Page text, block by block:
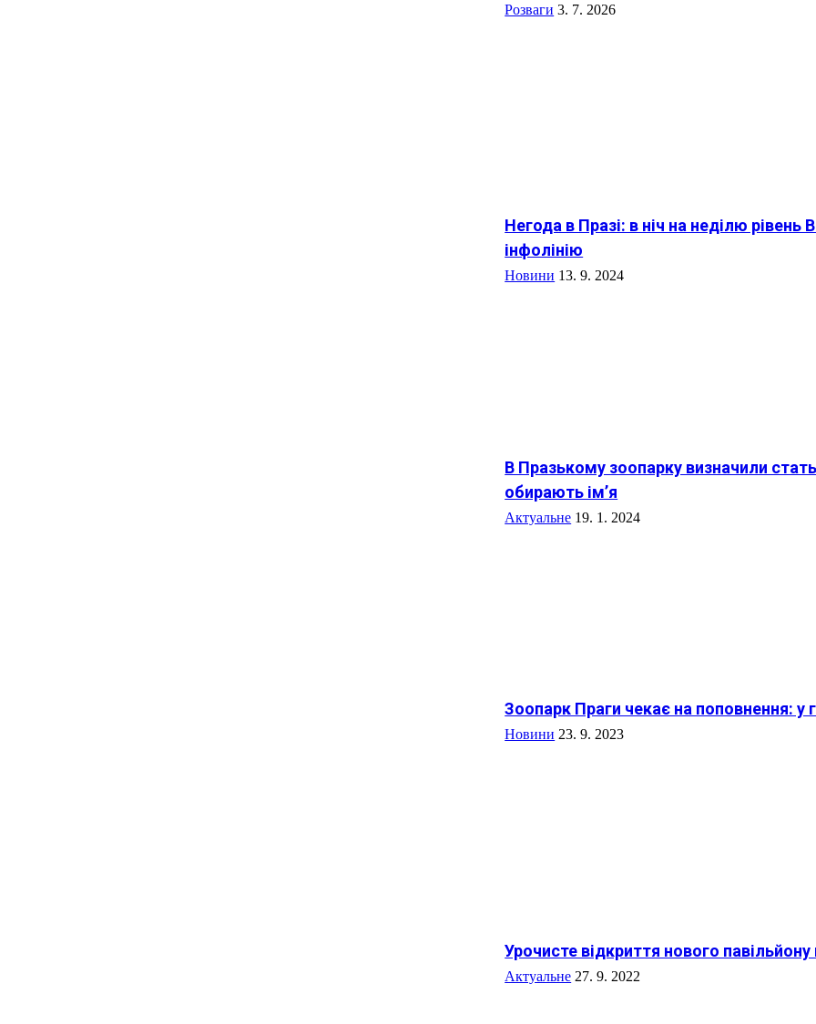
Розваги 3. 7. 2026
Негода в Празі: в ніч на неділю
інфолінію
Новини 13. 9. 2024
В Празькому зоопарку визначили
обирають ім’я
Актуальне 19. 1. 2024
Зоопарк Праги чекає на поповнення:
Новини 23. 9. 2023
Урочисте відкриття нового
Актуальне 27. 9. 2022